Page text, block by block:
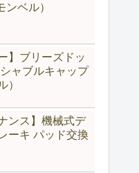
ンベル）
】ブリーズドッ
シャブルキャップ
）
ンス】機械式デ
ーキ パッド交換